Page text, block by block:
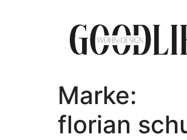
Marke:
florian